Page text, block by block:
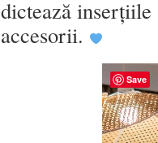
dictează
accesorii.
Save